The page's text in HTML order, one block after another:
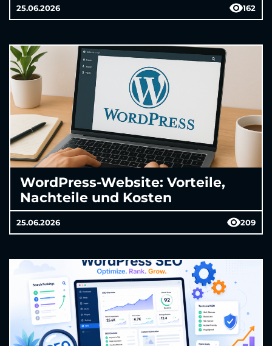
25.06.2026 162
WordPress-Website: Vorteile,
Nachteile und Kosten
25.06.2026 209